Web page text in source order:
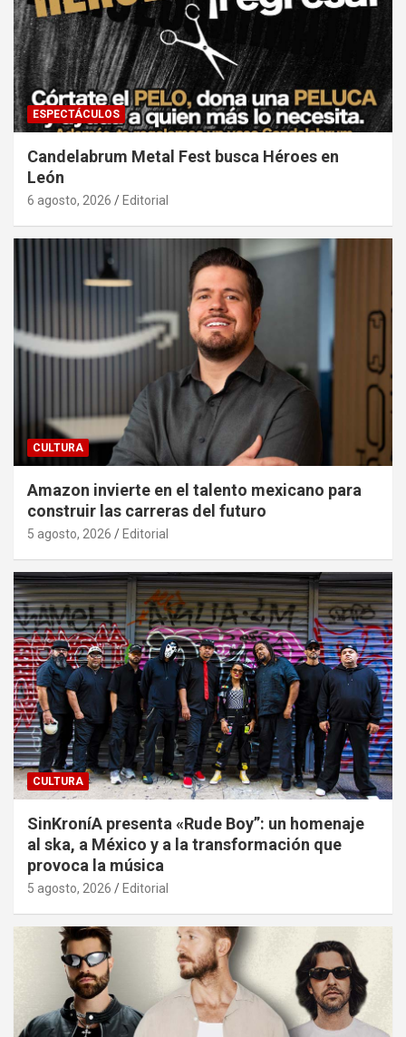
ESPECTÁCULOS
Candelabrum Metal Fest busca Héroes en
León
6 agosto, 2026 Editorial
CULTURA
Amazon invierte en el talento mexicano para
construir las carreras del futuro
5 agosto, 2026 Editorial
CULTURA
SinKroníA presenta «Rude Boy”: un homenaje
al ska, a México y a la transformación que
provoca la música
5 agosto, 2026 Editorial